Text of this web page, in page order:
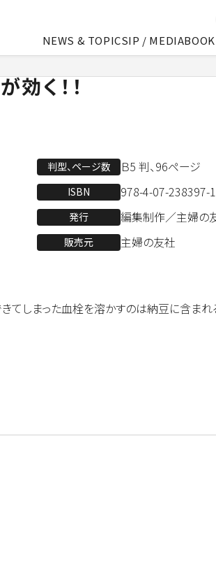
NEWS & TOPICSIP / MEDIA
よくあるご質問
く！！
判型、ページ数 Ｂ5 判、96ページ
ISBN 978-4-07-238397-1
発行 編集制作／主婦の
販売元 主婦の友社
てしまった血栓を溶かすのは納豆に含まれ